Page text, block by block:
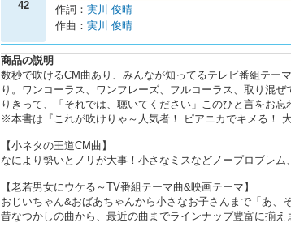
42 作詞： 実川 俊晴
作曲： 実川 俊晴
商品の説明
数秒で吹けるCM曲あり、みんなが知ってるテレビ番組テー
り。ワンコーラス、ワンフレーズ、フルコーラス、取り混
りきって、「それでは、聴いてください」このひと言をお忘
※本書は『これが吹けりゃ～人気者！ ピアニカでキメる！
【小ネタの王道CM曲】
なにより勢いとノリが大事！小さなミスなどノープロブレム
【老若男女にウケる～TV番組テーマ曲&映画テーマ】
おじいちゃん&おばあちゃんから小さなお子さんまで「あ、
昔なつかしの曲から、最近の曲までラインナップ豊富に揃え